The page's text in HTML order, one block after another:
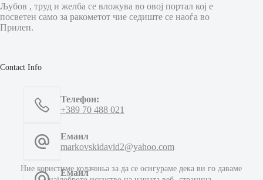
Ние користиме колачиња за да се осигураме дека ви го даваме
Љубов , труд и желба се вложува во овој портал кој е
посветен само за ракометот чие седиште се наоѓа во
Прилеп.
Contact Info
Телефон:
+389 70 488 021
Емаил
markovskidavid2@yahoo.com
Емаил